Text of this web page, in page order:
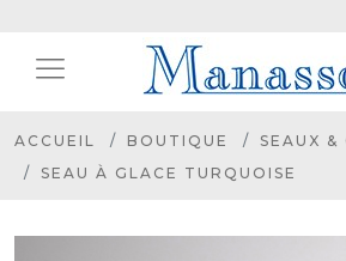
ACCUEIL BOUTIQUE
SEAUX &
SEAU À GLACE TURQUOISE